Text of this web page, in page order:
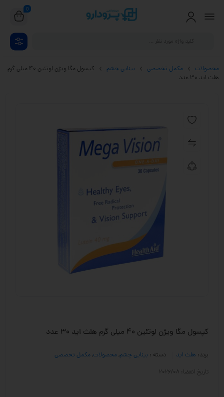
0
محصولات مکمل تخصصی بینایی چشم
کپسول مگا ویژن لوتئین 40 میلی گرم
هلث اید 30 عدد
کپسول مگا ویژن لوتئین 40 میلی گرم هلث اید 30 عدد
برند: هلث اید دسته : بینایی چشم محصولات مکمل تخصصی
تاریخ انقضا: 2026/08